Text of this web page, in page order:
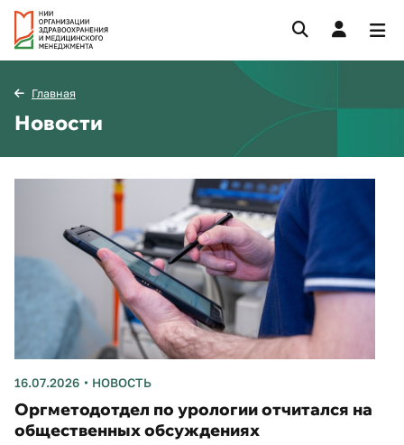
Главная
Новости
16.07.2026 НОВОСТЬ
Оргметодотдел по урологии отчитался на
общественных обсуждениях